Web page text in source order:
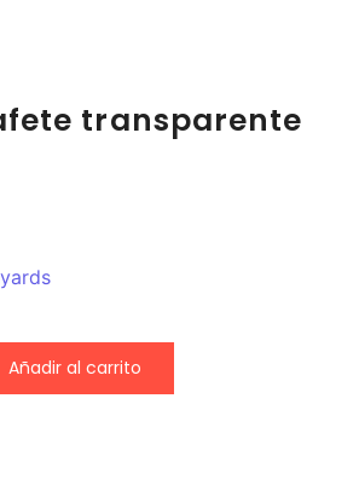
transparente
Añadir al carrito